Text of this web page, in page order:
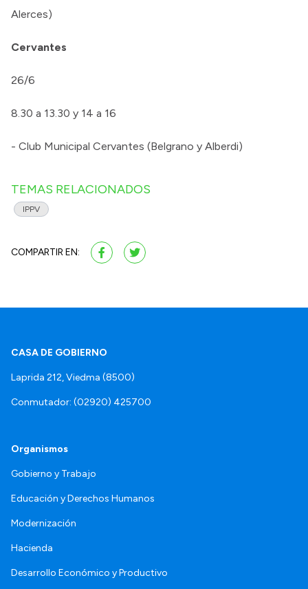
Alerces)
Cervantes
26/6
8.30 a 13.30 y 14 a 16
- Club Municipal Cervantes (Belgrano y Alberdi)
TEMAS RELACIONADOS
IPPV
COMPARTIR EN:
CASA DE GOBIERNO
Laprida 212, Viedma (8500)
Conmutador: (02920) 425700
Organismos
Gobierno y Trabajo
Educación y Derechos Humanos
Modernización
Hacienda
Desarrollo Económico y Productivo